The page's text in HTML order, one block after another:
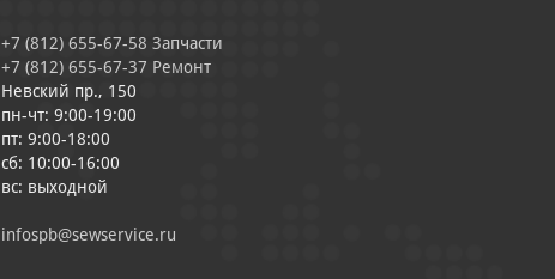
+7 (812) 655-67-58 Запчасти
+7 (812) 655-67-37 Ремонт
Невский пр., 150
пн-чт: 9:00-19:00
пт: 9:00-18:00
сб: 10:00-16:00
вс: выходной
infospb@sewservice.ru